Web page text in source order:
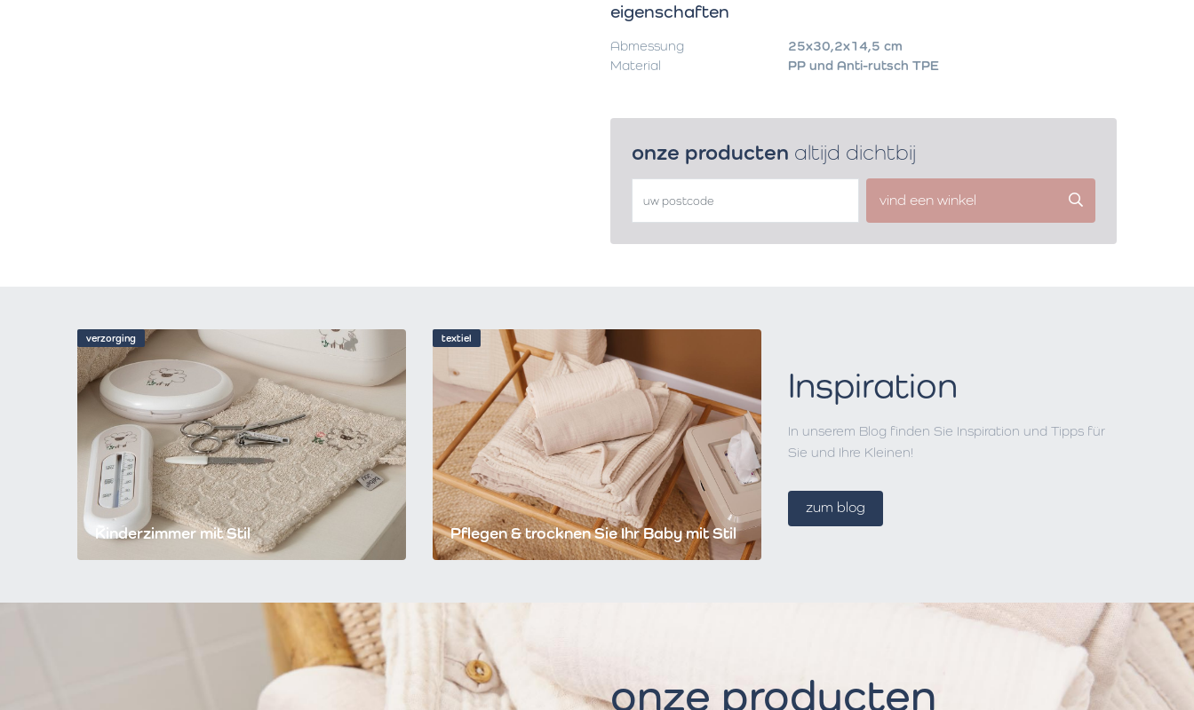
eigenschaften
Abmessung
25x30,2x14,5 cm
Material
PP und Anti-rutsch TPE
onze producten altijd dichtbij
vind een winkel
verzorging
Kinderzimmer mit Stil
textiel
Pflegen & trocknen Sie Ihr Baby mit Stil
Inspiration
In unserem Blog finden Sie Inspiration und Tipps für
Sie und Ihre Kleinen!
zum blog
onze producten